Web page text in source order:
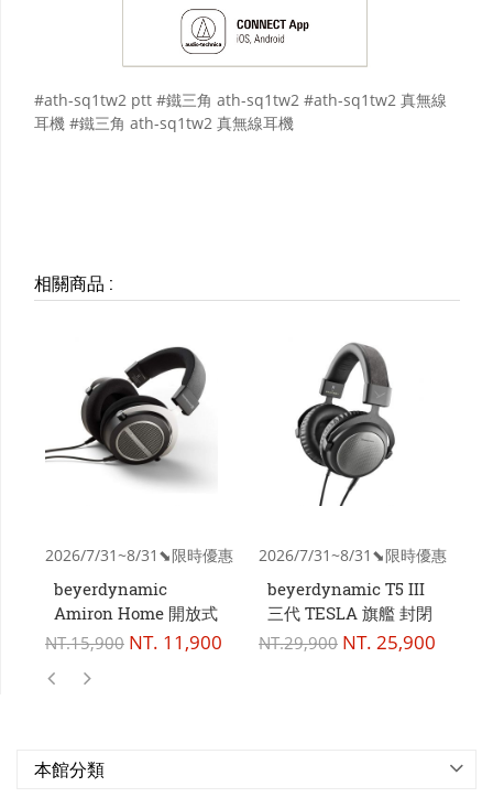
#ath-sq1tw2 ptt #鐵三角 ath-sq1tw2 #ath-sq1tw2 真無線
耳機 #鐵三角 ath-sq1tw2 真無線耳機
相關商品 :
2026/7/31~8/31⬊限時優惠
beyerdynamic
Amiron Home 開放式
頭戴耳機
NT.15,900 NT. 11,900
2026/7/31~8/31⬊限時優惠
beyerdynamic T5 III
三代 TESLA 旗艦 封閉
式 頭戴耳機
NT.29,900 NT. 25,900
本館分類